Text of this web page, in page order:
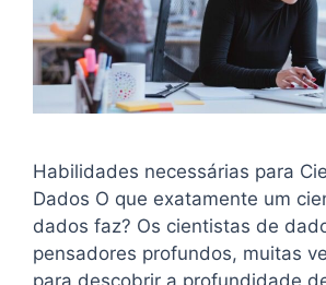
Habilidades necessárias para
Dados O que exatamente um
dados faz? Os cientistas de
pensadores profundos, muitas
para descobrir a profundidade